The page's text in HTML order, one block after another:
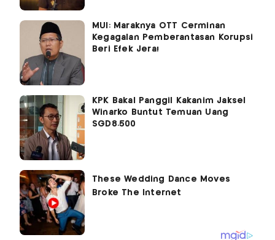
MUI: Maraknya OTT Cerminan
Kegagalan Pemberantasan Korupsi
Beri Efek Jera!
KPK Bakal Panggil Kakanim Jaksel
Winarko Buntut Temuan Uang
SGD8.500